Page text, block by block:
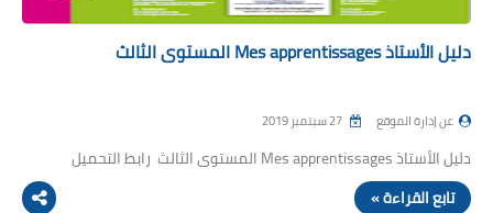
دليل الأستاذ Mes apprentissages المستوى الثالث
عن إدارة الموقع
دليل الأستاذ Mes apprentissages المستوى الثالث رابط التحميل
تابع القراءة »